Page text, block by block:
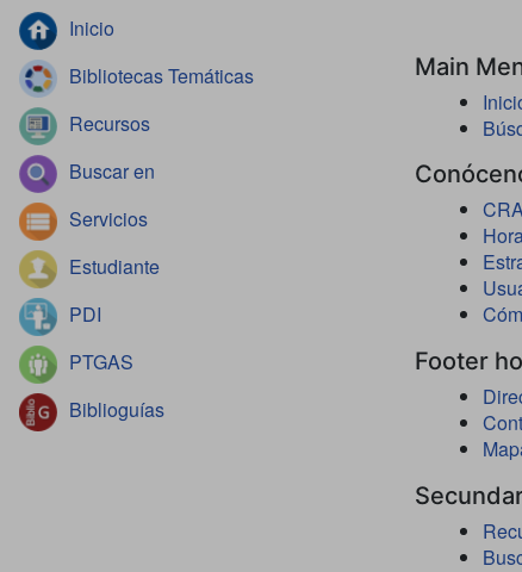
Inicio
Bibliotecas Temáticas
Recursos
Buscar en
Servicios
Estudiante
PDI
PTGAS
Biblioguías
Main
Footer